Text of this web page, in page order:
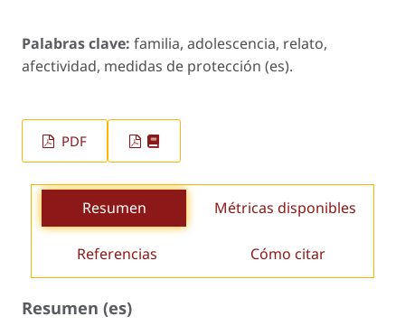
Palabras clave: familia, adolescencia, relato,
afectividad, medidas de protección (es).
PDF
Resumen Métricas disponibles
Referencias Cómo citar
Resumen (es)